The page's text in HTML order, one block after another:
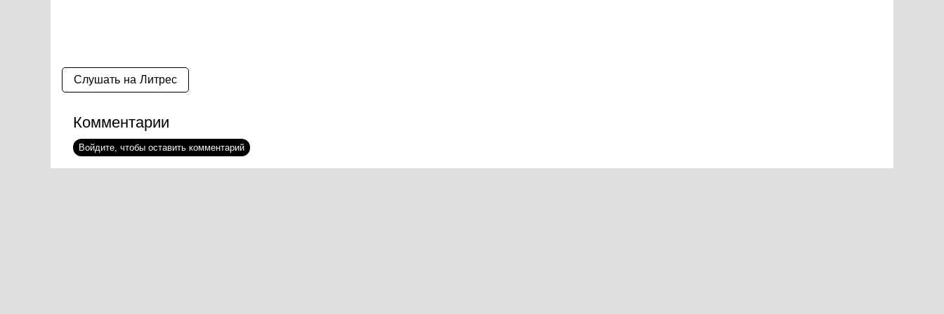
Слушать на Литрес
Комментарии
Войдите, чтобы оставить комментарий